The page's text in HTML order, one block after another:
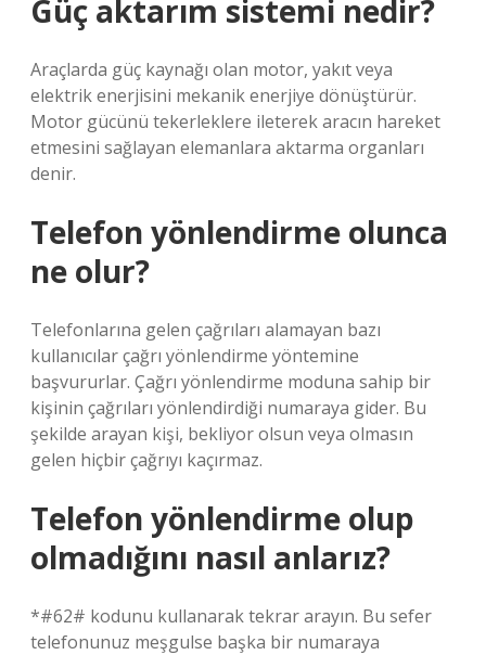
Güç aktarım sistemi nedir?
Araçlarda güç kaynağı olan motor, yakıt veya
elektrik enerjisini mekanik enerjiye dönüştürür.
Motor gücünü tekerleklere ileterek aracın hareket
etmesini sağlayan elemanlara aktarma organları
denir.
Telefon yönlendirme olunca
ne olur?
Telefonlarına gelen çağrıları alamayan bazı
kullanıcılar çağrı yönlendirme yöntemine
başvururlar. Çağrı yönlendirme moduna sahip bir
kişinin çağrıları yönlendirdiği numaraya gider. Bu
şekilde arayan kişi, bekliyor olsun veya olmasın
gelen hiçbir çağrıyı kaçırmaz.
Telefon yönlendirme olup
olmadığını nasıl anlarız?
*#62# kodunu kullanarak tekrar arayın. Bu sefer
telefonunuz meşgulse başka bir numaraya